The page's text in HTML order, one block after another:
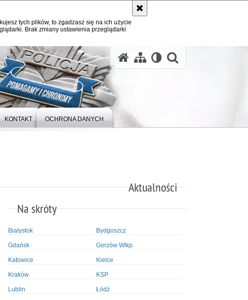
tych plików, to zgadzasz się na ich użycie
Brak zmiany ustawienia przeglądarki
KONTAKT OCHRONA DANYCH
Aktualności
Na skróty
Białystok Bydgoszcz
Gdańsk Gorzów Wlkp.
Katowice Kielce
Kraków KSP
Lublin Łódź